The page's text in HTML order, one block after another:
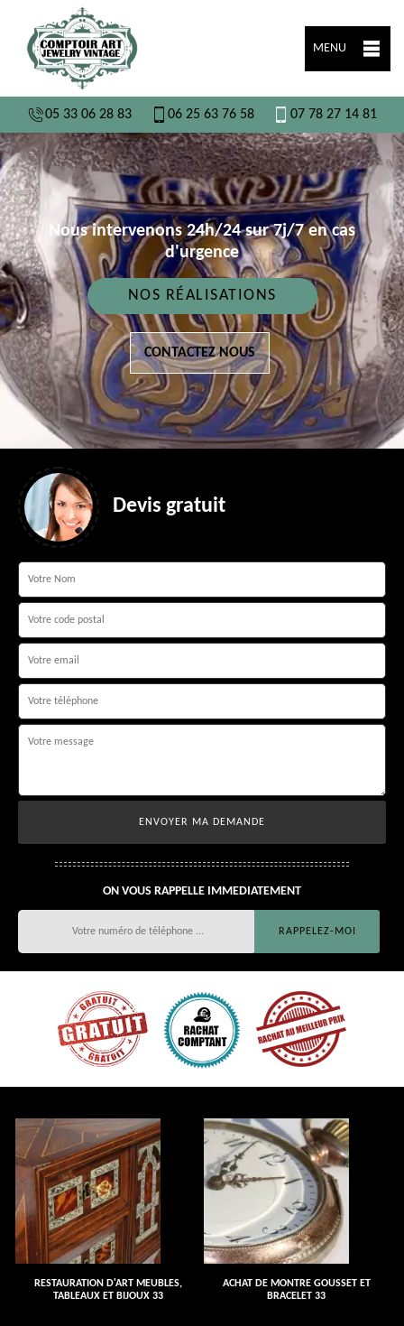
MENU
05 33 06 28 83 06 25 63 76 58 07 78 27 14 81
Nous intervenons 24h/24 sur 7j/7 en cas
d'urgence
NOS RÉALISATIONS
CONTACTEZ NOUS
Devis gratuit
ON VOUS RAPPELLE IMMEDIATEMENT
RESTAURATION D'ART MEUBLES,
TABLEAUX ET BIJOUX 33
ACHAT DE MONTRE GOUSSET ET
BRACELET 33